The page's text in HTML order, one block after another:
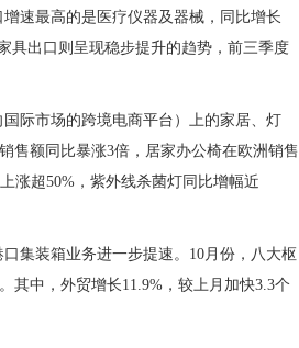
速最高的是医疗仪器及器械，同比增长
具出口则呈现稳步提升的趋势，前三季度
际市场的跨境电商平台）上的家居、灯
售额同比暴涨3倍，居家办公椅在欧洲销售
涨超50%，紫外线杀菌灯同比增幅近
集装箱业务进一步提速。10月份，八大枢
其中，外贸增长11.9%，较上月加快3.3个